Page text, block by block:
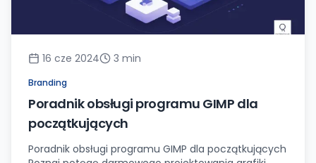
16 cze 2024 3 min
Branding
Poradnik obsługi programu GIMP dla
początkujących
Poradnik obsługi programu GIMP dla początkujących